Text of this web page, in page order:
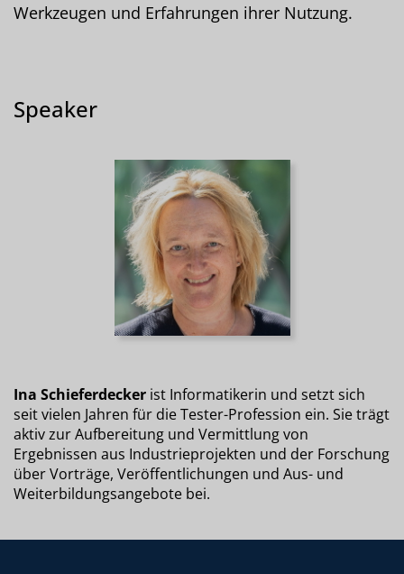
Werkzeugen und Erfahrungen ihrer Nutzung.
Speaker
Ina Schieferdecker ist Informatikerin und setzt sich
seit vielen Jahren für die Tester-Profession ein. Sie trägt
aktiv zur Aufbereitung und Vermittlung von
Ergebnissen aus Industrieprojekten und der Forschung
über Vorträge, Veröffentlichungen und Aus- und
Weiterbildungsangebote bei.